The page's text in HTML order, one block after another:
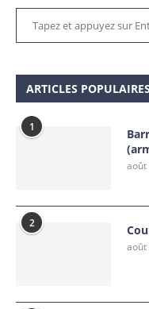
ARTICLES POPULAIRES
1
août
2
août